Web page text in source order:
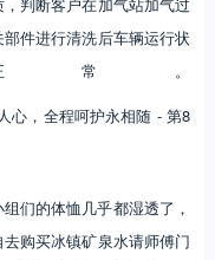
件进行清洗后车辆运行状
常。
们的体恤几乎都湿透了，
购买冰镇矿泉水请师傅门